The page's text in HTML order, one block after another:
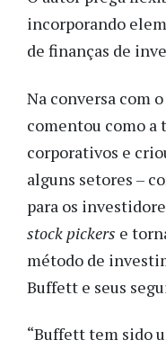
incorporando
de finanças de
Na conversa com o
comentou como a
corporativos e
alguns setores –
para os
stock pickers e
método de
Buffett e seus
“Buffett tem sido